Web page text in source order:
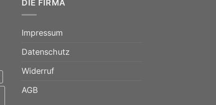
DIE FIRMA
Impressum
Datenschutz
Widerruf
AGB